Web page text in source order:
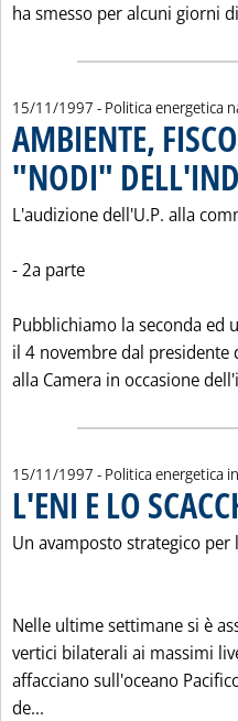
ha smesso per alcuni giorni
15/11/1997 - Politica energetica
AMBIENTE,
"NODI"
L'audizione dell'U.P. alla
- 2a parte
Pubblichiamo la seconda ed
il 4 novembre dal presidente
alla Camera in occasione
15/11/1997 - Politica energetica
L'ENI E LO
Un avamposto strategico per
Nelle ultime settimane si è
vertici bilaterali ai massimi
affacciano sull'oceano
de...